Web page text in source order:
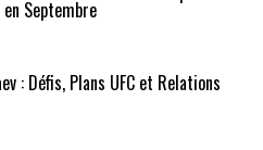
Septembre
: Défis, Plans UFC et Relations